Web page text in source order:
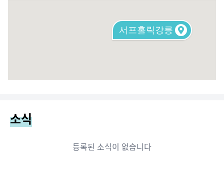
서프홀릭강릉
소식
등록된 소식이 없습니다